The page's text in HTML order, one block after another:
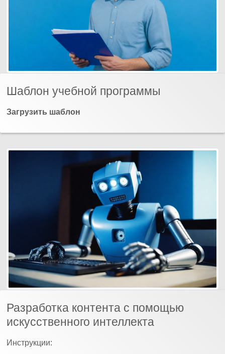
Шаблон учебной программы
Загрузить шаблон
Разработка контента с помощью
искусственного интеллекта
Инструкции: